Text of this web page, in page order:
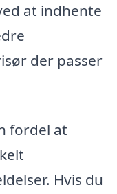
at indhente
der passer
fordel at
Hvis du